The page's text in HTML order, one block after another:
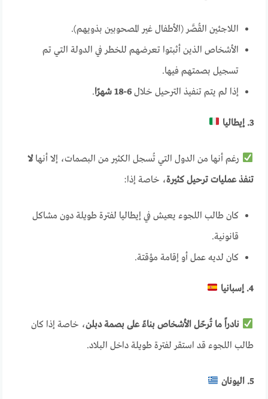
اللاجئين القُصَّر (الأطفال غير المصحوبين بذويهم).
الأشخاص الذين أثبتوا تعرضهم للخطر في الدولة التي تم
تسجيل بصمتهم فيها.
إذا لم يتم تنفيذ الترحيل خلال6-18 شهرًا .
3. إيطاليا
رغم أنها من الدول التي تُسجل الكثير من البصمات، إلا أنهالا
تنفذ عمليات ترحيل كثيرة، خاصة إذا:
كان طالب اللجوء يعيش في إيطاليا لفترة طويلة دون مشاكل
قانونية.
كان لديه عمل أو إقامة مؤقتة.
4. إسبانيا
نادراً ما تُرحّل الأشخاص بناءً على بصمة دبلن، خاصة إذا كان
طالب اللجوء قد استقر لفترة طويلة داخل البلاد.
5. اليونان